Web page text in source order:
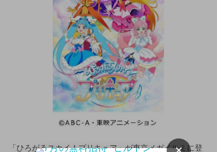
「ひろがるスカイ！プリキュア」が東京メガイルミに登